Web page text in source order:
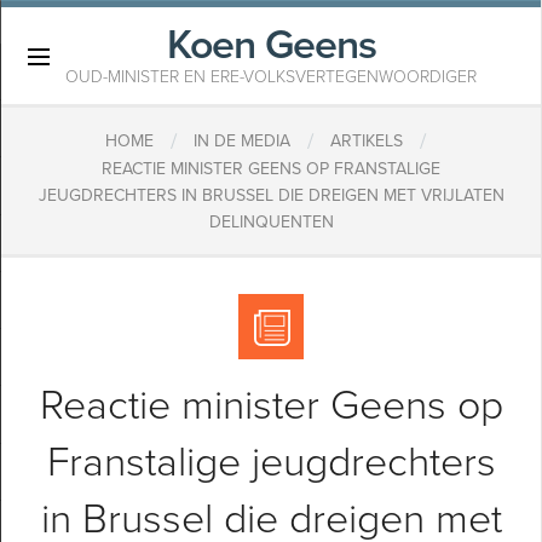
Koen Geens
OUD-MINISTER EN ERE-VOLKSVERTEGENWOORDIGER
HOME / IN DE MEDIA / ARTIKELS /
REACTIE MINISTER GEENS OP FRANSTALIGE
JEUGDRECHTERS IN BRUSSEL DIE DREIGEN MET VRIJLATEN
DELINQUENTEN
Reactie minister Geens op
Franstalige jeugdrechters
in Brussel die dreigen met